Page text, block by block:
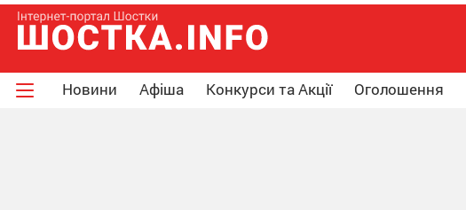
Новини Афіша Конкурси та Акції Оголошення